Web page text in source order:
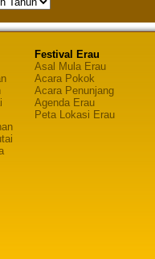
Festival Erau
Asal Mula Erau
Acara Pokok
Acara Penunjang
Agenda Erau
Peta Lokasi Erau